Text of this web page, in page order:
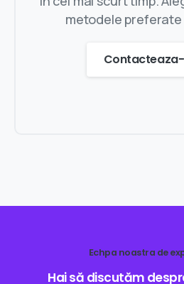
metodele
Echpa noastra de
Haisă discutăm